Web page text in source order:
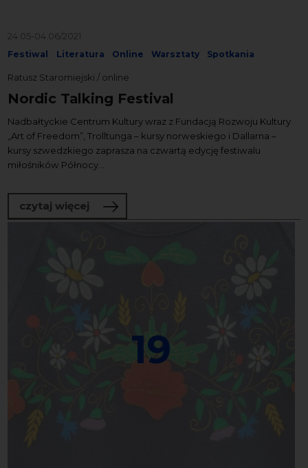
24.05-04.06/2021
Festiwal Literatura Online Warsztaty Spotkania
Ratusz Staromiejski / online
Nordic Talking Festival
Nadbałtyckie Centrum Kultury wraz z Fundacją Rozwoju Kultury
„Art of Freedom”, Trolltunga – kursy norweskiego i Dallarna –
kursy szwedzkiego zaprasza na czwartą edycję festiwalu
miłośników Północy...
czytaj więcej o Nordic Talking Festival
19